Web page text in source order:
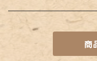
ラッシュガード
水着関連商品
ベルト
キッズスーツ
商